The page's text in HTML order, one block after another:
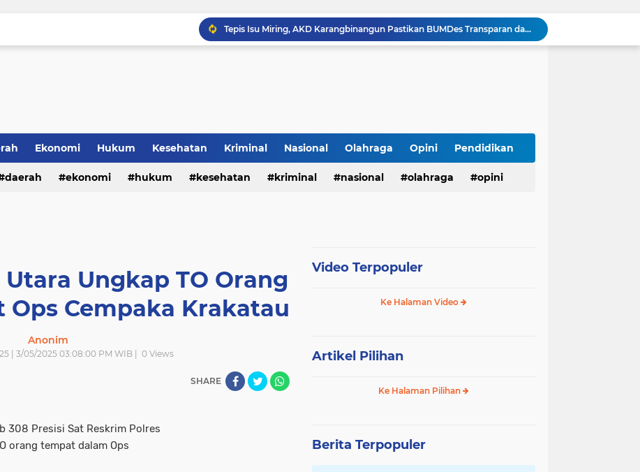
Tepis Isu Miring, AKD Karangbinangun Pastikan BUMDes Transparan dan Diawasi Ketat
Semarak HUT ke-81 RI, Lapas Kuningan Gelar Fun Walk, Donor Darah, Pemeriksaan Kesehatan hingga Bakti Sosial
Sambut HUT ke-81 RI, Lapas Pasir Pangarayan Gelar Jumat Berkah dengan Berbagi Sembako kepada Warga Kurang Mampu
Ekonomi Hukum Kesehatan Kriminal Nasional Olahraga Opini Pendidikan
daerah ekonomi hukum kesehatan kriminal nasional olahraga opini
Ungkap TO Orang
Ops Cempaka Krakatau
Anonim
| 3/05/2025 03:08:00 PM WIB | 0Views
SHARE
308 Presisi Sat Reskrim Polres
orang tempat dalam Ops
Video Terpopuler
Ke Halaman Video
Artikel Pilihan
Ke Halaman Pilihan
Berita Terpopuler